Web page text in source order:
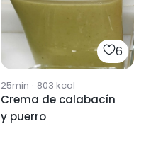
6
25min · 803 kcal
Crema de calabacín
y puerro